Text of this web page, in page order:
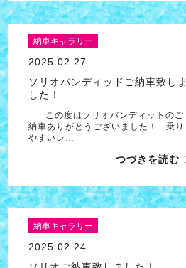
納車ギャラリー
2025.02.27
ソリオバンディッドご納車致しま
した！
この度はソリオバンディットのご
納車ありがとうございました！ 乗り
やすいレ…
つづきを読む
納車ギャラリー
2025.02.24